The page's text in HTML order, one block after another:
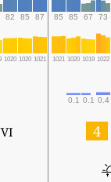
73
67
85
85
87
85
82
1022
1019
1020
1021
1021
1020
1020
0.4
0.1
0.1
4